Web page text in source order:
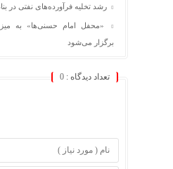
رشد تخلیه فرآورده‌های نفتی در
«محفل امام حسنی‌ها» به
برگزار می‌شود
تعداد دیدگاه : 0